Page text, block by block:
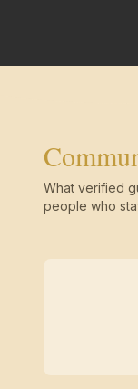
What verified
people who